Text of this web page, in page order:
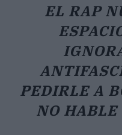
EL RAP
PEDIRLE A
NO HABLE